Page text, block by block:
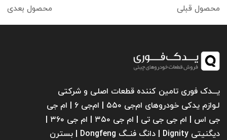
محصول قبلی محصول بعدی
یـــدک فوری تامین کننده قطعات اصلی و شرکتی
لـوازم یدکی خودروهای ام‌جی ۵۵۰ | ام‌جی ۶ | ام جی
دیگنیتی Dignity | دانگ فنــگ Dongfeng | بسترن